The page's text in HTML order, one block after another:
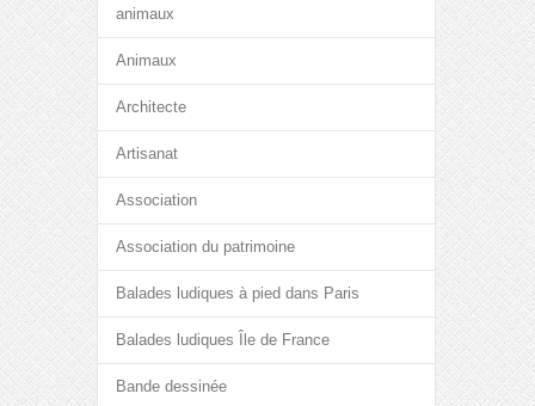
animaux
Animaux
Architecte
Artisanat
Association
Association du patrimoine
Balades ludiques à pied dans Paris
Balades ludiques Île de France
Bande dessinée